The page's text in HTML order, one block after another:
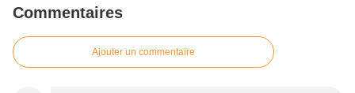
Commentaires
Ajouter un commentaire